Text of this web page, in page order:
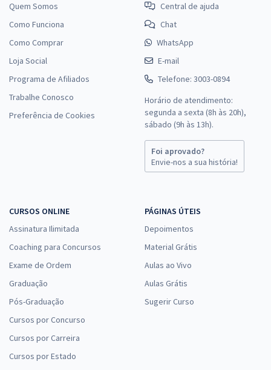
Quem Somos
Como Funciona
Como Comprar
Loja Social
Programa de Afiliados
Trabalhe Conosco
Preferência de Cookies
Central de ajuda
Chat
WhatsApp
E-mail
Telefone: 3003-0894
Horário de atendimento:
segunda a sexta (8h às 20h),
sábado (9h às 13h).
Foi aprovado?
Envie-nos a sua história!
CURSOS ONLINE
Assinatura Ilimitada
Coaching para Concursos
Exame de Ordem
Graduação
Pós-Graduação
Cursos por Concurso
Cursos por Carreira
Cursos por Estado
PÁGINAS ÚTEIS
Depoimentos
Material Grátis
Aulas ao Vivo
Aulas Grátis
Sugerir Curso